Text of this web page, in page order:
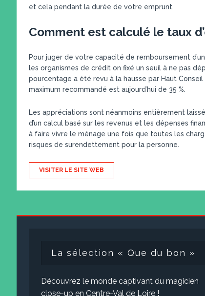
et cela pendant la durée de votre emprunt.
Comment est calculé le taux
Pour juger de votre capacité de remboursement
les organismes de crédit on fixé un seuil à ne pas
pourcentage a été revu à la hausse par Haut
maximum recommandé est aujourd’hui de 35 %.
Les appréciations sont néanmoins entièrement
d’un calcul basé sur les revenus et les dépenses
à faire vivre le ménage une fois que toutes les
risques de surendettement pour la personne.
VISITER LE SITE WEB
La sélection « Que du bon »
Découvrez le monde captivant du magicien
close-up en Centre-Val de Loire !